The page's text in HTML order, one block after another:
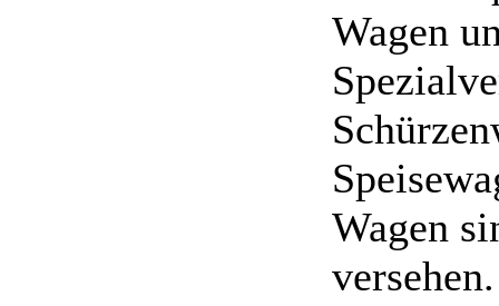
Wagen
Wagen
versehen.